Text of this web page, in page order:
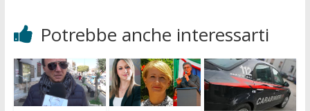
Potrebbe anche interessarti